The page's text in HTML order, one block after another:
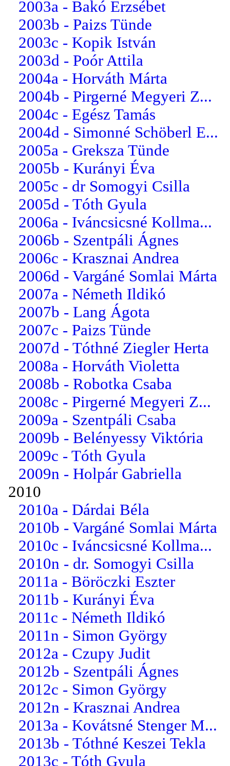
2003a - Bakó Erzsébet
2003b - Paizs Tünde
2003c - Kopik István
2003d - Poór Attila
2004a - Horváth Márta
2004b - Pirgerné Megyeri Z...
2004c - Egész Tamás
2004d - Simonné Schöberl E...
2005a - Greksza Tünde
2005b - Kurányi Éva
2005c - dr Somogyi Csilla
2005d - Tóth Gyula
2006a - Iváncsicsné Kollma...
2006b - Szentpáli Ágnes
2006c - Krasznai Andrea
2006d - Vargáné Somlai Márta
2007a - Németh Ildikó
2007b - Lang Ágota
2007c - Paizs Tünde
2007d - Tóthné Ziegler Herta
2008a - Horváth Violetta
2008b - Robotka Csaba
2008c - Pirgerné Megyeri Z...
2009a - Szentpáli Csaba
2009b - Belényessy Viktória
2009c - Tóth Gyula
2009n - Holpár Gabriella
2010
2010a - Dárdai Béla
2010b - Vargáné Somlai Márta
2010c - Iváncsicsné Kollma...
2010n - dr. Somogyi Csilla
2011a - Böröczki Eszter
2011b - Kurányi Éva
2011c - Németh Ildikó
2011n - Simon György
2012a - Czupy Judit
2012b - Szentpáli Ágnes
2012c - Simon György
2012n - Krasznai Andrea
2013a - Kovátsné Stenger M...
2013b - Tóthné Keszei Tekla
2013c - Tóth Gyula